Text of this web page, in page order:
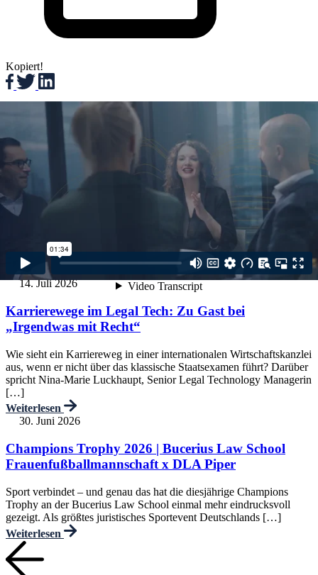
Kopiert!
Weitere Beiträge
21. Juli 2026
Vereinbarkeit von Familie und Karriere bei DLA
Piper
Die Vereinbarkeit von Familie und Karriere ist für viele
Bewerberinnen und Bewerber ein zentraler Entscheidungsfaktor bei
der Wahl eines Arbeitgebers. Gerade in einer internationalen
Wirtschaftskanzlei […]
Weiterlesen
14. Juli 2026
Karrierewege im Legal Tech: Zu Gast bei
„Irgendwas mit Recht“
Wie sieht ein Karriereweg in einer internationalen Wirtschaftskanzlei
aus, wenn er nicht über das klassische Staatsexamen führt? Darüber
spricht Nina-Marie Luckhaupt, Senior Legal Technology Managerin
[…]
Weiterlesen
30. Juni 2026
Champions Trophy 2026 | Bucerius Law School
Frauenfußballmannschaft x DLA Piper
Sport verbindet – und genau das hat die diesjährige Champions
Trophy an der Bucerius Law School einmal mehr eindrucksvoll
gezeigt. Als größtes juristisches Sportevent Deutschlands […]
Weiterlesen